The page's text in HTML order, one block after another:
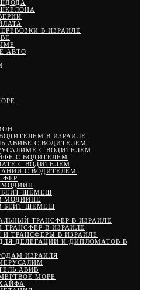
В ИЗРАИЛЕ
АВТО
В ИЗРАИЛЕ
АВИВЕ С ВОДИТЕЛЕМ
С ВОДИТЕЛЕМ
С ВОДИТЕЛЕМ
С ВОДИТЕЛЕМ
С ВОДИТЕЛЕМ
МОДИИН
БЕЙТ ШЕМЕШ
МОДИИНЕ
БЕЙТ ШЕМЕШ
ТРАНСФЕР В ИЗРАИЛЕ
ТРАНСФЕР В ИЗРАИЛЕ
И ТРАНСФЕРЫ В ИЗРАИЛЕ
ДЕЛЕГАЦИЙ И ДИПЛОМАТОВ В
ИЗРАИЛЯ
АВИВ
МОРЕ